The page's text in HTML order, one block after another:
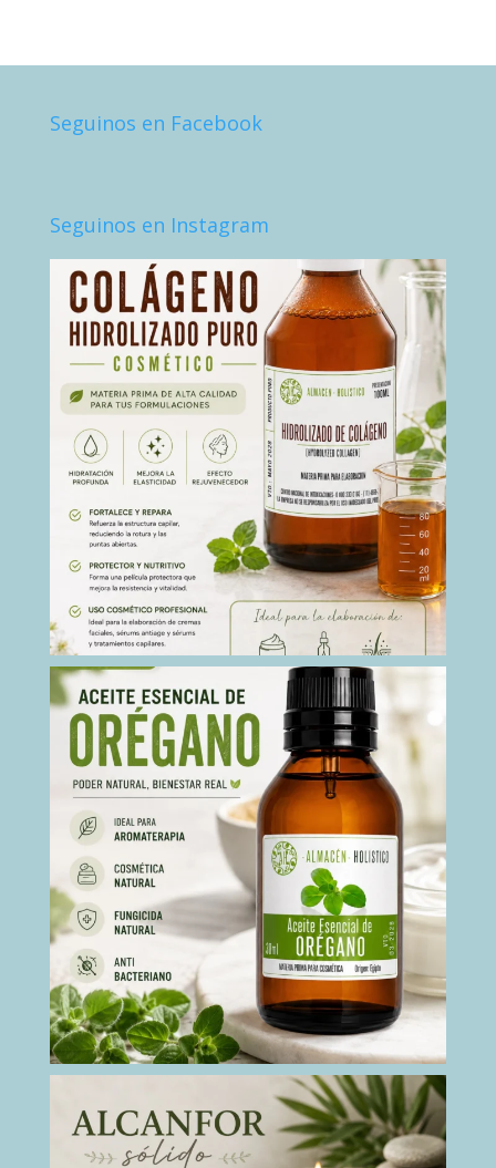
Seguinos en Facebook
Seguinos en Instagram